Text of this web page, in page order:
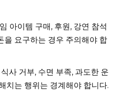
아이템 구매, 후원, 강연 참석
을 요구하는 경우 주의해야 합
사 거부, 수면 부족, 과도한 운
치는 행위는 경계해야 합니다.